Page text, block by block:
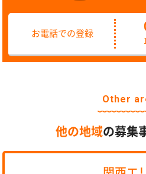
お電話での登録
Other
他の地域の募集